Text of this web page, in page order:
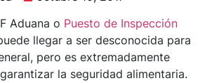
Aduana o Puesto de Inspección
llegar a ser desconocida para
pero es extremadamente
la seguridad alimentaria.